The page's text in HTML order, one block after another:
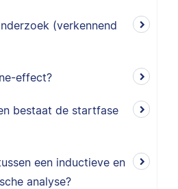
(verkennend
effect?
bestaat de startfase
een inductieve en
analyse?